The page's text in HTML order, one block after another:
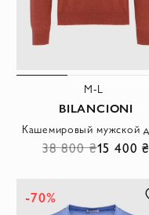
M-L
BILANCIONI
38 800 ₴15 400 ₴
-70%